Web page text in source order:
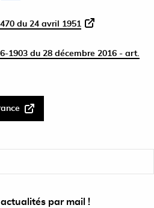
du 24 avril 1951
1903 du 28 décembre 2016 - art.
actualités par mail !